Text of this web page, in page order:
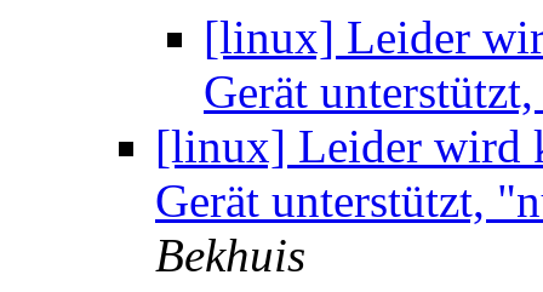
[linux] Leider
Gerät
[linux] Leider wird
Gerät unterstützt,
Bekhuis